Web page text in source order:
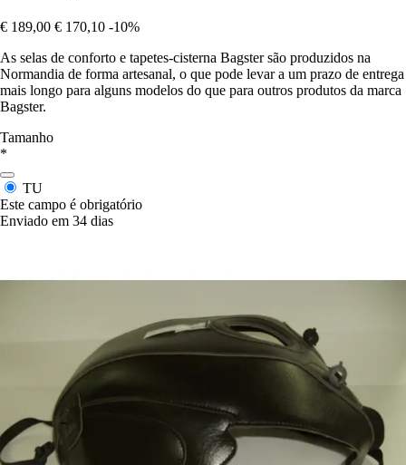
€ 189,00 € 170,10 -10%
As selas de conforto e tapetes-cisterna Bagster são produzidos na
Normandia de forma artesanal, o que pode levar a um prazo de entrega
mais longo para alguns modelos do que para outros produtos da marca
Bagster.
Tamanho
*
TU
Este campo é obrigatório
Enviado em 34 dias